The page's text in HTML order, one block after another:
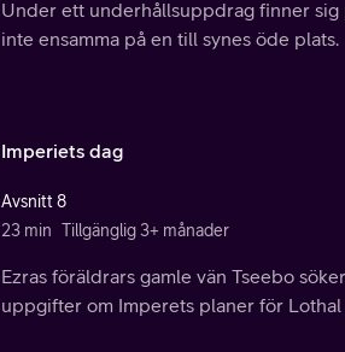
Under ett underhållsuppdrag finner sig
inte ensamma på en till synes öde plats.
Imperiets dag
Avsnitt 8
23 min Tillgänglig 3+ månader
Ezras föräldrars gamle vän Tseebo
uppgifter om Imperets planer för